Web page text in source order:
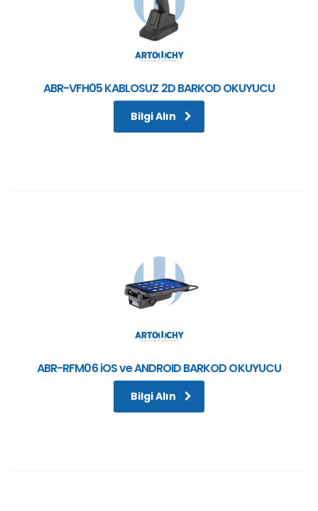
ABR-VFH05 KABLOSUZ 2D BARKOD OKUYUCU
Bilgi Alın
ABR-RFM06 iOS ve ANDROID BARKOD OKUYUCU
Bilgi Alın